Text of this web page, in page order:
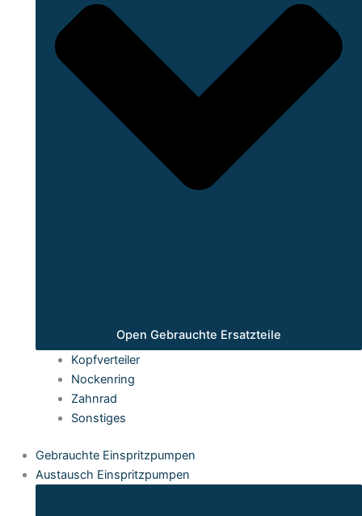
Open Gebrauchte Ersatzteile
Kopfverteiler
Nockenring
Zahnrad
Sonstiges
Gebrauchte Einspritzpumpen
Austausch Einspritzpumpen